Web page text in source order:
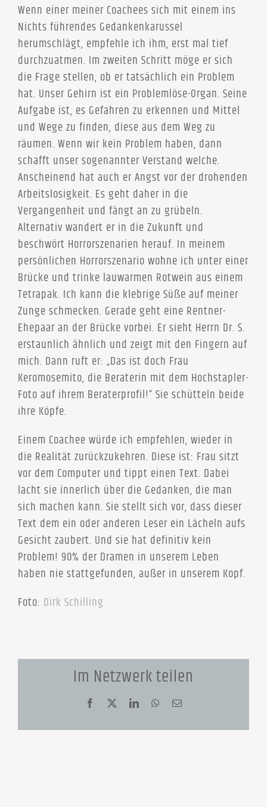
Wenn einer meiner Coachees sich mit einem ins
Nichts führendes Gedankenkarussel
herumschlägt, empfehle ich ihm, erst mal tief
durchzuatmen. Im zweiten Schritt möge er sich
die Frage stellen, ob er tatsächlich ein Problem
hat. Unser Gehirn ist ein Problemlöse-Organ. Seine
Aufgabe ist, es Gefahren zu erkennen und Mittel
und Wege zu finden, diese aus dem Weg zu
räumen. Wenn wir kein Problem haben, dann
schafft unser sogenannter Verstand welche.
Anscheinend hat auch er Angst vor der drohenden
Arbeitslosigkeit. Es geht daher in die
Vergangenheit und fängt an zu grübeln.
Alternativ wandert er in die Zukunft und
beschwört Horrorszenarien herauf. In meinem
persönlichen Horrorszenario wohne ich unter einer
Brücke und trinke lauwarmen Rotwein aus einem
Tetrapak. Ich kann die klebrige Süße auf meiner
Zunge schmecken. Gerade geht eine Rentner-
Ehepaar an der Brücke vorbei. Er sieht Herrn Dr. S.
erstaunlich ähnlich und zeigt mit den Fingern auf
mich. Dann ruft er: „Das ist doch Frau
Keromosemito, die Beraterin mit dem Hochstapler-
Foto auf ihrem Beraterprofil!“ Sie schütteln beide
ihre Köpfe.
Einem Coachee würde ich empfehlen, wieder in
die Realität zurückzukehren. Diese ist: Frau sitzt
vor dem Computer und tippt einen Text. Dabei
lacht sie innerlich über die Gedanken, die man
sich machen kann. Sie stellt sich vor, dass dieser
Text dem ein oder anderen Leser ein Lächeln aufs
Gesicht zaubert. Und sie hat definitiv kein
Problem! 90% der Dramen in unserem Leben
haben nie stattgefunden, außer in unserem Kopf.
Foto: Dirk Schilling
Im Netzwerk teilen
Facebook LinkedInWhatsApp
E-